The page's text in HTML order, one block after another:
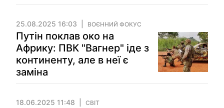
25.08.2025 16:03 ВОЄННИЙ ФОКУС
Путін поклав око на
Африку: ПВК "Вагнер" іде з
континенту, але в неї є
заміна
18.06.2025 11:48 СВІТ